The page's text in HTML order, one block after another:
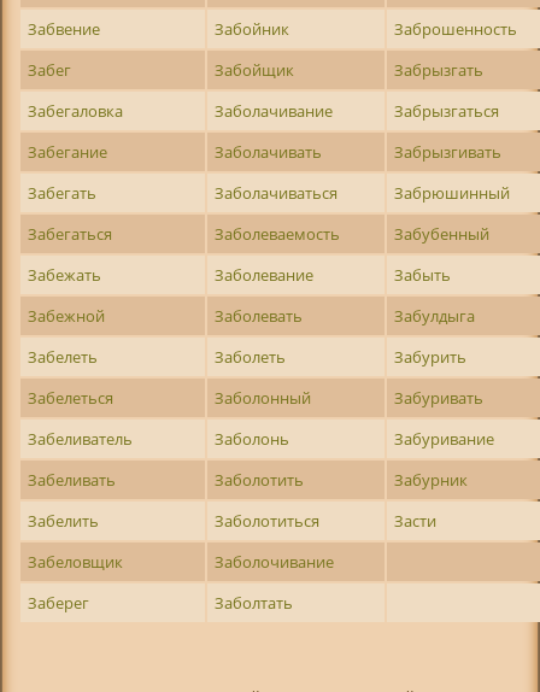
Забвение
Забойник
Заброшенность
Забег
Забойщик
Забрызгать
Забегаловка
Заболачивание
Забрызгаться
Забегание
Заболачивать
Забрызгивать
Забегать
Заболачиваться
Забрюшинный
Забегаться
Заболеваемость
Забубенный
Забежать
Заболевание
Забыть
Забежной
Заболевать
Забулдыга
Забелеть
Заболеть
Забурить
Забелеться
Заболонный
Забуривать
Забеливатель
Заболонь
Забуривание
Забеливать
Заболотить
Забурник
Забелить
Заболотиться
Засти
Забеловщик
Заболочивание
Заберег
Заболтать